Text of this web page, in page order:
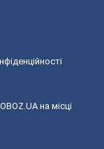
на місці